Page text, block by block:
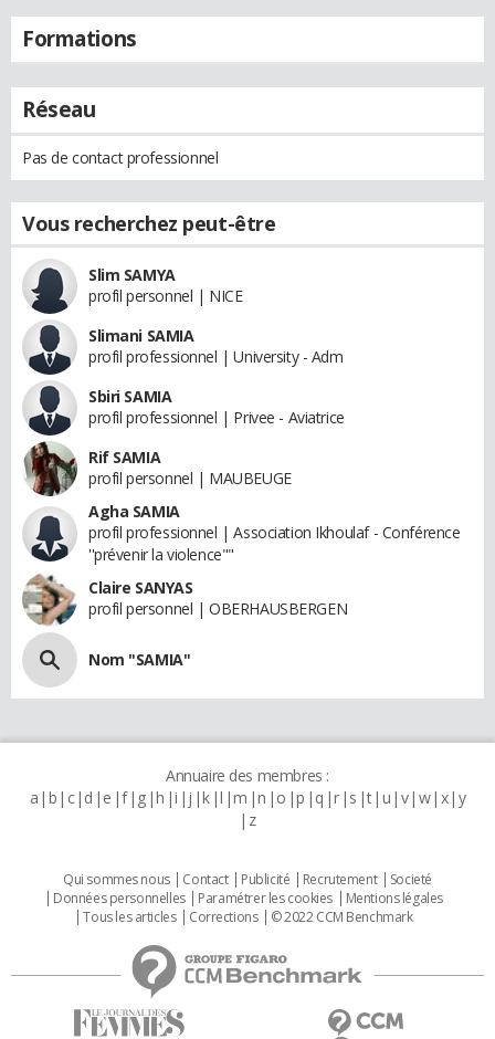
Formations
Réseau
Pas de contact professionnel
Vous recherchez peut-être
Slim SAMYA
profil personnel | NICE
Slimani SAMIA
profil professionnel | University - Adm
Sbiri SAMIA
profil professionnel | Privee - Aviatrice
Rif SAMIA
profil personnel | MAUBEUGE
Agha SAMIA
profil professionnel | Association Ikhoulaf - Conférence
''prévenir la violence""
Claire SANYAS
profil personnel | OBERHAUSBERGEN
Nom "SAMIA"
Annuaire des membres :
a b c d e f g h i j k l m n o p q r s t u v w x y
z
Qui sommes nous Contact Publicité Recrutement
Societé
Données personnelles
Paramétrer les cookies
Mentions légales
Tous les articles
Corrections © 2022 CCM Benchmark